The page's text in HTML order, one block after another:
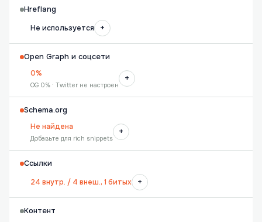
Hreflang
Не используется
+
Open Graph и соцсети
0%
OG 0% · Twitter не настроен
+
Schema.org
Не найдена
Добавьте для rich snippets
+
Ссылки
24 внутр. / 4 внеш., 1 битых
+
Контент